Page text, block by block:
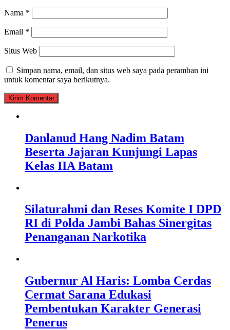
Nama *
Email *
Situs Web
Simpan nama, email, dan situs web saya pada peramban ini
untuk komentar saya berikutnya.
Danlanud Hang Nadim Batam
Beserta Jajaran Kunjungi Lapas
Kelas IIA Batam
Silaturahmi dan Reses Komite I DPD
RI di Polda Jambi Bahas Sinergitas
Penanganan Narkotika
Gubernur Al Haris: Lomba Cerdas
Cermat Sarana Edukasi
Pembentukan Karakter Generasi
Penerus